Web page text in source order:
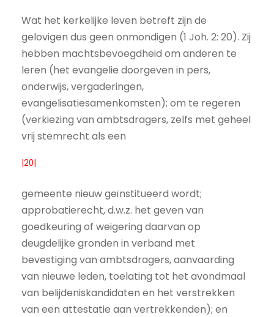
Wat het kerkelijke leven betreft zijn de
gelovigen dus geen onmondigen (1 Joh. 2: 20). Zij
hebben machtsbevoegdheid om anderen te
leren (het evangelie doorgeven in pers,
onderwijs, vergaderingen,
evangelisatiesamenkomsten); om te regeren
(verkiezing van ambtsdragers, zelfs met geheel
vrij stemrecht als een
|20|
gemeente nieuw geïnstitueerd wordt;
approbatierecht, d.w.z. het geven van
goedkeuring of weigering daarvan op
deugdelijke gronden in verband met
bevestiging van ambtsdragers, aanvaarding
van nieuwe leden, toelating tot het avondmaal
van belijdeniskandidaten en het verstrekken
van een attestatie aan vertrekkenden); en